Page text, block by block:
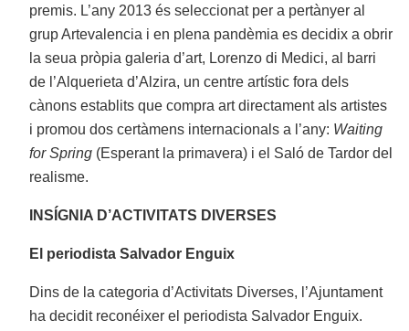
premis. L’any 2013 és seleccionat per a pertànyer al
grup Artevalencia i en plena pandèmia es decidix a obrir
la seua pròpia galeria d’art, Lorenzo di Medici, al barri
de l’Alquerieta d’Alzira, un centre artístic fora dels
cànons establits que compra art directament als artistes
i promou dos certàmens internacionals a l’any: Waiting
for Spring (Esperant la primavera) i el Saló de Tardor del
realisme.
INSÍGNIA D’ACTIVITATS DIVERSES
El periodista Salvador Enguix
Dins de la categoria d’Activitats Diverses, l’Ajuntament
ha decidit reconéixer el periodista Salvador Enguix.